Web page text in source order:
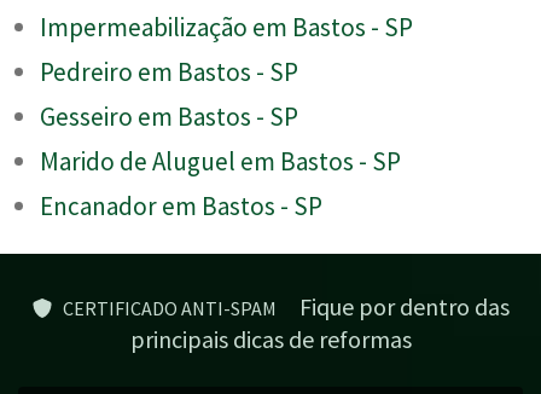
Impermeabilização em Bastos - SP
Pedreiro em Bastos - SP
Gesseiro em Bastos - SP
Marido de Aluguel em Bastos - SP
Encanador em Bastos - SP
CERTIFICADO ANTI-SPAM
Fique por dentro das
principais dicas de reformas